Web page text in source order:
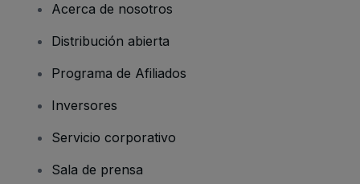
Acerca de nosotros
Distribución abierta
Programa de Afiliados
Inversores
Servicio corporativo
Sala de prensa